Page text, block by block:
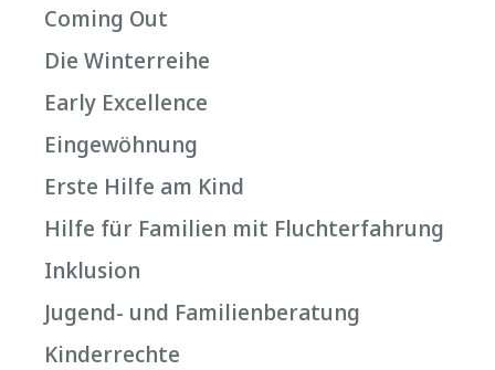
Coming Out
Die Winterreihe
Early Excellence
Eingewöhnung
Erste Hilfe am Kind
Hilfe für Familien mit Fluchterfahrung
Inklusion
Jugend- und Familienberatung
Kinderrechte